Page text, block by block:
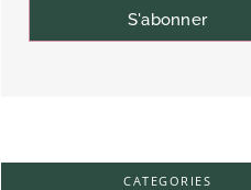
S'abonner
CATEGORIES